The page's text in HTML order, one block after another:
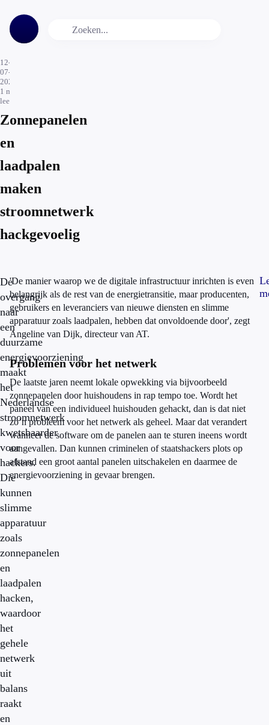
12-
07-
2021
1 min.
leestijd
Zonnepanelen
en
laadpalen
maken
stroomnetwerk
hackgevoelig
De
overgang
naar
een
duurzame
energievoorziening
maakt
het
Nederlandse
stroomnetwerk
kwetsbaarder
voor
hackers.
Die
kunnen
slimme
apparatuur
zoals
zonnepanelen
en
laadpalen
hacken,
waardoor
het
gehele
netwerk
uit
balans
raakt
en
'De manier waarop we de digitale infrastructuur inrichten is even
belangrijk als de rest van de energietransitie, maar producenten,
gebruikers en leveranciers van nieuwe diensten en slimme
apparatuur zoals laadpalen, hebben dat onvoldoende door', zegt
Angeline van Dijk, directeur van AT.
Problemen voor het netwerk
De laatste jaren neemt lokale opwekking via bijvoorbeeld
zonnepanelen door huishoudens in rap tempo toe. Wordt het
paneel van een individueel huishouden gehackt, dan is dat niet
zo’n probleem voor het netwerk als geheel. Maar dat verandert
wanneer de software om de panelen aan te sturen ineens wordt
aangevallen. Dan kunnen criminelen of staatshackers plots op
afstand een groot aantal panelen uitschakelen en daarmee de
energievoorziening in gevaar brengen.